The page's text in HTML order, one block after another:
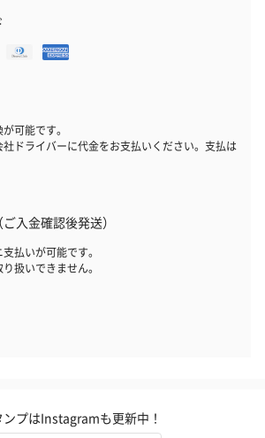
可能です。
ドライバーに代金をお支払いください。支払は
入金確認後発送）
払いが可能です。
扱いできません。
ンプはInstagramも更新中！